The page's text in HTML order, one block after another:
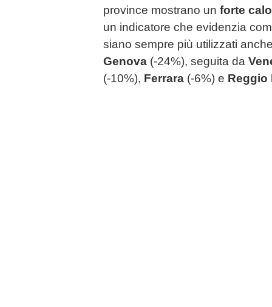
province mostrano un forte
un indicatore che evidenzia
siano sempre più utilizzati
Genova (-24%), seguita da
(-10%), Ferrara (-6%) e